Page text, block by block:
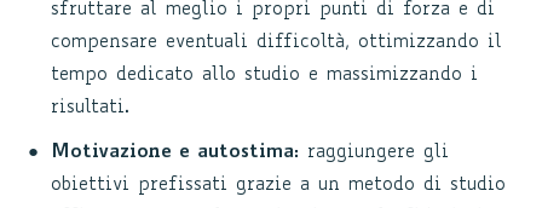
sfruttare al meglio i propri punti di forza e di
compensare eventuali difficoltà, ottimizzando il
tempo dedicato allo studio e massimizzando i
risultati.
Motivazione e autostima: raggiungere gli
obiettivi prefissati grazie a un metodo di studio